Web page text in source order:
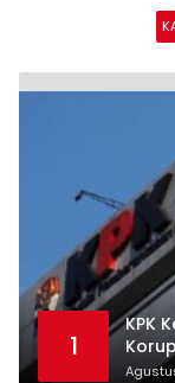
1
KPK